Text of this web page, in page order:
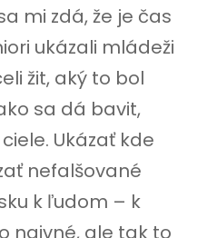
mi zdá, že je čas
ukázali mládeži
žit, aký to bol
sa dá bavit,
Ukázať kde
nefalšované
k ľudom – k
naivné, ale tak to